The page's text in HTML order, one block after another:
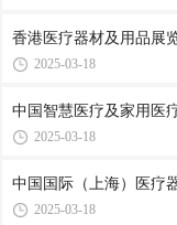
香港医疗器材及用品展
2025-03-18
中国智慧医疗及家用医
2025-03-18
中国国际（上海）医疗
2025-03-18